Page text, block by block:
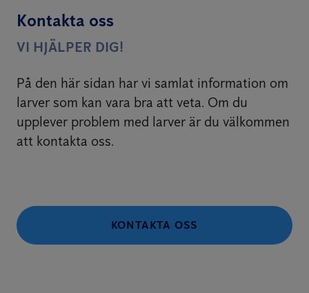
Kontakta oss
VI HJÄLPER DIG!
På den här sidan har vi samlat information om
larver som kan vara bra att veta. Om du
upplever problem med larver är du välkommen
att kontakta oss.
KONTAKTA OSS